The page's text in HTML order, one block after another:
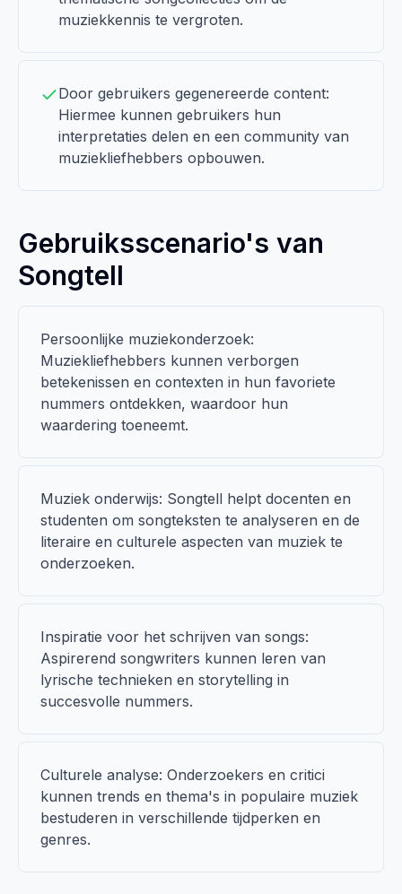
muziekkennis te vergroten.
Door gebruikers gegenereerde content:
Hiermee kunnen gebruikers hun
interpretaties delen en een community van
muziekliefhebbers opbouwen.
Gebruiksscenario's van
Songtell
Persoonlijke muziekonderzoek:
Muziekliefhebbers kunnen verborgen
betekenissen en contexten in hun favoriete
nummers ontdekken, waardoor hun
waardering toeneemt.
Muziek onderwijs: Songtell helpt docenten en
studenten om songteksten te analyseren en de
literaire en culturele aspecten van muziek te
onderzoeken.
Inspiratie voor het schrijven van songs:
Aspirerend songwriters kunnen leren van
lyrische technieken en storytelling in
succesvolle nummers.
Culturele analyse: Onderzoekers en critici
kunnen trends en thema's in populaire muziek
bestuderen in verschillende tijdperken en
genres.